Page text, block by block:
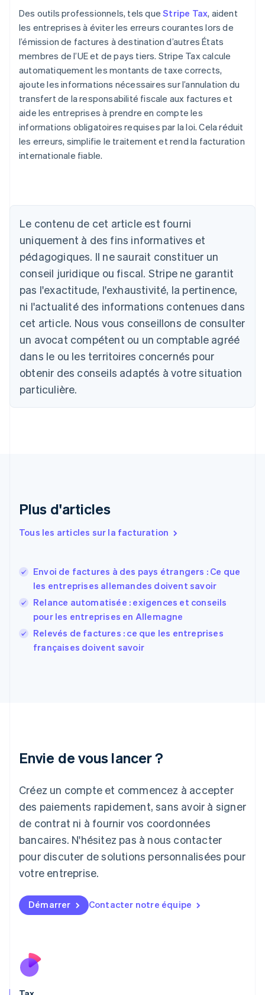
Des outils professionnels, tels queStripe Tax, aident
les entreprises à éviter les erreurs courantes lors de
l’émission de factures à destination d’autres États
membres de l’UE et de pays tiers. Stripe Tax calcule
automatiquement les montants de taxe corrects,
ajoute les informations nécessaires sur l’annulation du
transfert de la responsabilité fiscale aux factures et
aide les entreprises à prendre en compte les
informations obligatoires requises par la loi. Cela réduit
les erreurs, simplifie le traitement et rend la facturation
internationale fiable.
Le contenu de cet article est fourni
uniquement à des fins informatives et
pédagogiques. Il ne saurait constituer un
conseil juridique ou fiscal. Stripe ne garantit
pas l'exactitude, l'exhaustivité, la pertinence,
ni l'actualité des informations contenues dans
cet article. Nous vous conseillons de consulter
un avocat compétent ou un comptable agréé
dans le ou les territoires concernés pour
obtenir des conseils adaptés à votre situation
particulière.
Plus d'articles
Tous les articles sur la facturation
Envoi de factures à des pays étrangers : Ce que
les entreprises allemandes doivent savoir
Relance automatisée : exigences et conseils
pour les entreprises en Allemagne
Relevés de factures : ce que les entreprises
françaises doivent savoir
Envie de vous lancer ?
Créez un compte et commencez à accepter
des paiements rapidement, sans avoir à signer
de contrat ni à fournir vos coordonnées
bancaires. N'hésitez pas à nous contacter
pour discuter de solutions personnalisées pour
votre entreprise.
Démarrer Contacter notre équipe
Allemagne
DeutschEnglish
Australie
English
Autriche
Belgique
Nederlands FrançaisDeutschEnglish
Brésil
Português English
Bulgarie
English
EnglishFrançais
Chine continentale
English
Espagne
États-Unis
EnglishEspañol简体中文
Finlande
English Svenska
FrançaisEnglish
Gibraltar
English
Italie
Japon
日本語
Lettonie
English
Liechtenstein
DeutschEnglish
English
FrançaisDeutschEnglish
Malaisie
Mexique
Español